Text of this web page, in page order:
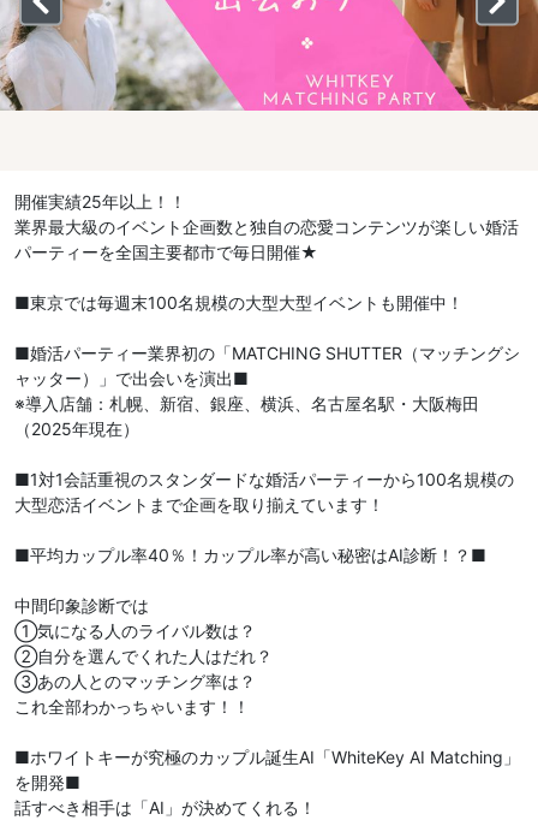
開催実績25年以上！！
業界最大級のイベント企画数と独自の恋愛コンテンツが楽しい婚活
パーティーを全国主要都市で毎日開催★
■東京では毎週末100名規模の大型大型イベントも開催中！
■婚活パーティー業界初の「MATCHING SHUTTER（マッチングシ
ャッター）」で出会いを演出■
※導入店舗：札幌、新宿、銀座、横浜、名古屋名駅・大阪梅田
（2025年現在）
■1対1会話重視のスタンダードな婚活パーティーから100名規模の
大型恋活イベントまで企画を取り揃えています！
■平均カップル率40％！カップル率が高い秘密はAI診断！？■
中間印象診断では
①気になる人のライバル数は？
②自分を選んでくれた人はだれ？
③あの人とのマッチング率は？
これ全部わかっちゃいます！！
■ホワイトキーが究極のカップル誕生AI「WhiteKey AI Matching」
を開発■
話すべき相手は「AI」が決めてくれる！